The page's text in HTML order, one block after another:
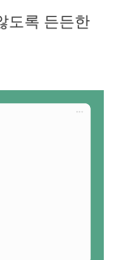
도록 든든한